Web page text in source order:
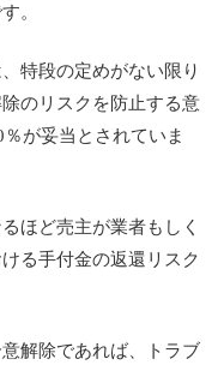
。
特段の定めがない限り
のリスクを防止する意
が妥当とされていま
ほど売主が業者もしく
る手付金の返還リスク
解除であれば、トラブ